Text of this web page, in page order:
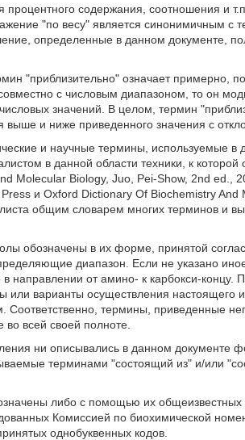
содержания, соотношения и
"по весу" является синонимичным с
определенные в данном документе,
"приблизительно" означает примерно,
с числовым диапазоном, то он
значений. В целом, термин
выше и ниже приведенного значения с
и научные термины, используемые
в данной области техники, к которой
Molecular Biology, Juo, Pei-Show, 2nd ed.,
и Oxford Dictionary Of Biochemistry And
общим словарем многих терминов и
обозначены в их форме, принятой
диапазон. Если не указано
направлении от амино- к карбокси-
или варианты осуществления настоящего
Соответственно, термины, приведенные
всей своей полноте.
ни описывались в данном документе
терминами "состоящий из" и/или
либо с помощью их общеизвестных
Комиссией по биохимической
однобуквенных кодов.